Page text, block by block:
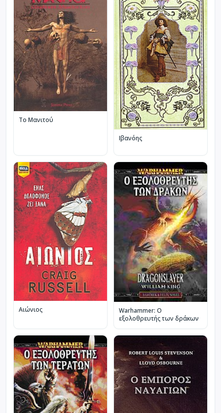
Το Μανιτού
Ιβανόης
Αιώνιος
Warhammer: Ο
εξολοθρευτής των δράκων